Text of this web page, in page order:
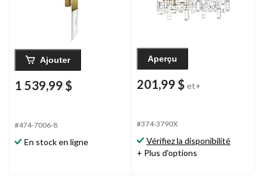
Ajouter
1 539,99 $
#474-7006-8
En stock en ligne
Aperçu
201,99 $ et+
#374-3790X
Vérifiez la disponibilité
+ Plus d'options